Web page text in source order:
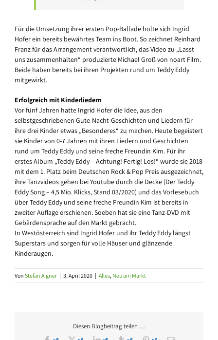
Für die Umsetzung ihrer ersten Pop-Ballade holte sich Ingrid
Hofer ein bereits bewährtes Team ins Boot. So zeichnet Reinhard
Franz für das Arrangement verantwortlich, das Video zu „Lasst
uns zusammenhalten“ produzierte Michael Groß von noart Film.
Beide haben bereits bei ihren Projekten rund um Teddy Eddy
mitgewirkt.
Erfolgreich mit Kinderliedern
Vor fünf Jahren hatte Ingrid Hofer die Idee, aus den
selbstgeschriebenen Gute-Nacht-Geschichten und Liedern für
ihre drei Kinder etwas „Besonderes“ zu machen. Heute begeistert
sie Kinder von 0-7 Jahren mit ihren Liedern und Geschichten
rund um Teddy Eddy und seine freche Freundin Kim. Für ihr
erstes Album „Teddy Eddy – Achtung! Fertig! Los!“ wurde sie 2018
mit dem 1. Platz beim Deutschen Rock & Pop Preis ausgezeichnet,
ihre Tanzvideos gehen bei Youtube durch die Decke (Der Teddy
Eddy Song – 4,5 Mio. Klicks, Stand 03/2020) und das Vorlesebuch
über Teddy Eddy und seine freche Freundin Kim ist bereits in
zweiter Auflage erschienen. Soeben hat sie eine Tanz-DVD mit
Gebärdensprache auf den Markt gebracht.
In Westösterreich sind Ingrid Hofer und ihr Teddy Eddy längst
Superstars und sorgen für volle Häuser und glänzende
Kinderaugen.
Von Stefan Aigner | 3. April 2020 | Alles, Neu am Markt
Diesen Blogbeitrag teilen …